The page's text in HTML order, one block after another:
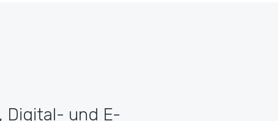
Digital- und E-